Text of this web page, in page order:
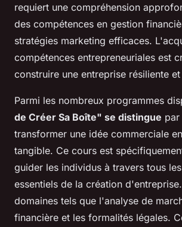
requiert une compréhension
des compétences en gestion
stratégies marketing efficaces.
compétences entrepreneuriales est
construire une entreprise résiliente
Parmi les nombreux programmes
de Créer Sa Boîte" se distingue par
transformer une idée commerciale
tangible. Ce cours est
guider les individus à travers tous
essentiels de la création
domaines tels que l'analyse de
financière et les formalités légales.